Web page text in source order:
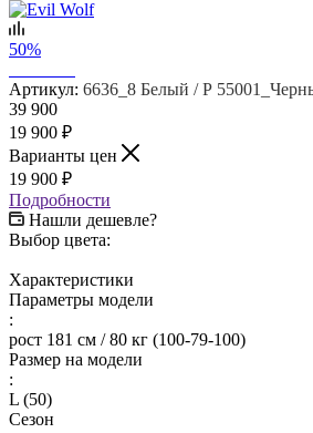
50%
Артикул: 6636_8 Белый / Р
39 900
19 900 ₽
Варианты цен
19 900 ₽
Подробности
Нашли дешевле?
Выбор цвета:
Характеристики
Параметры модели
:
рост 181 см / 80 кг (100-79-100)
Размер на модели
:
L (50)
Сезон